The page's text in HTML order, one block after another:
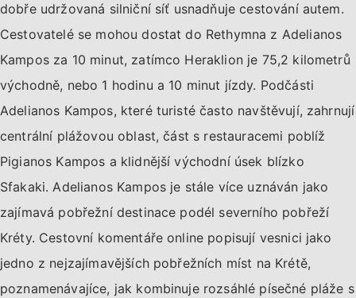
dobře udržovaná silniční síť usnadňuje cestování autem.
Cestovatelé se mohou dostat do Rethymna z Adelianos
Kampos za 10 minut, zatímco Heraklion je 75,2 kilometrů
východně, nebo 1 hodinu a 10 minut jízdy. Podčásti
Adelianos Kampos, které turisté často navštěvují, zahrnují
centrální plážovou oblast, část s restauracemi poblíž
Pigianos Kampos a klidnější východní úsek blízko
Sfakaki. Adelianos Kampos je stále více uznáván jako
zajímavá pobřežní destinace podél severního pobřeží
Kréty. Cestovní komentáře online popisují vesnici jako
jedno z nejzajímavějších pobřežních míst na Krétě,
poznamenávajíce, jak kombinuje rozsáhlé písečné pláže s